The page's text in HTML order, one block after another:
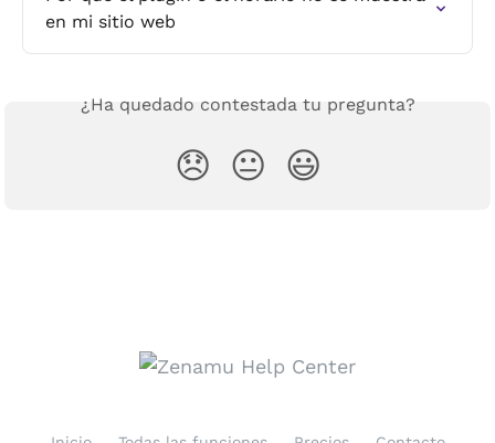
en mi sitio web
¿Ha quedado contestada tu pregunta?
😞 😐 😃